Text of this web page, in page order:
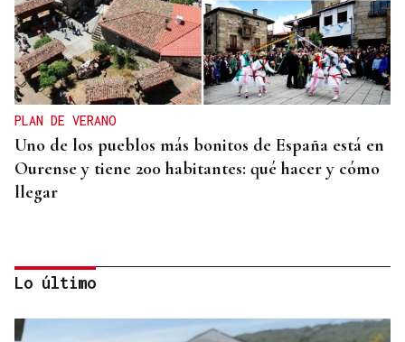
PLAN DE VERANO
Uno de los pueblos más bonitos de España está en
Ourense y tiene 200 habitantes: qué hacer y cómo
llegar
Lo último